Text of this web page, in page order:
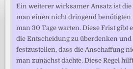
Ein weiterer wirksamer Ansatz ist die
man einen nicht dringend
man 30 Tage warten. Diese Frist gibt
die Entscheidung zu überdenken
festzustellen, dass die Anschaffung
man zunächst dachte. Diese Regel